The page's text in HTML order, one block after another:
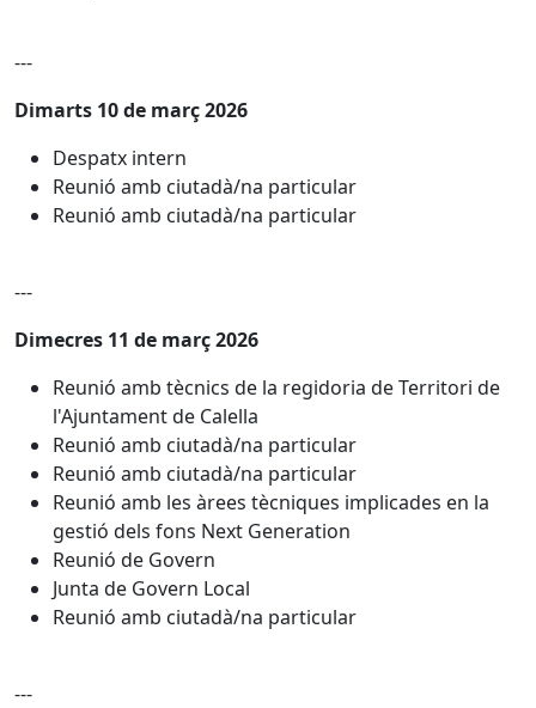
---
Dimarts 10 de març 2026
Despatx intern
Reunió amb ciutadà/na particular
Reunió amb ciutadà/na particular
---
Dimecres 11 de març 2026
Reunió amb tècnics de la regidoria de Territori de
l'Ajuntament de Calella
Reunió amb ciutadà/na particular
Reunió amb ciutadà/na particular
Reunió amb les àrees tècniques implicades en la
gestió dels fons Next Generation
Reunió de Govern
Junta de Govern Local
Reunió amb ciutadà/na particular
---